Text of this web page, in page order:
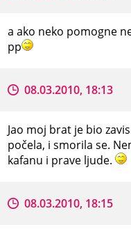
a ako neko pomogne
pp
08.03.2010, 18:13
Jao moj brat je bio
počela, i smorila se.
kafanu i prave ljude.
08.03.2010, 18:15